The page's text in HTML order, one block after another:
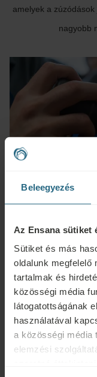
Beleegyezés
Az Ensana sütiket
Sütiket és más
oldalunk megfelelő
tartalmak és
közösségi média
látogatottságának
használatával
a közösségi média
elemzési
amelyek a
nagyobb
Ensana szállodáinkkal
forduljon hozzánk